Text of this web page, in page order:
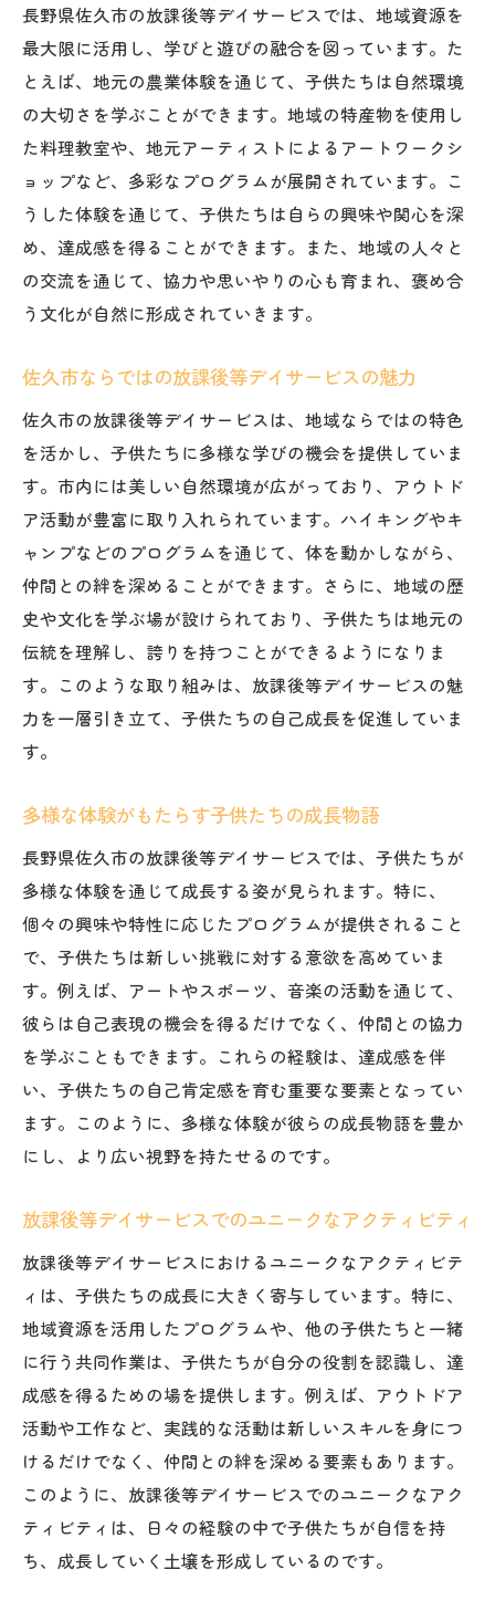
長野県佐久市の放課後等デイサービスでは、地域資源を
最大限に活用し、学びと遊びの融合を図っています。た
とえば、地元の農業体験を通じて、子供たちは自然環境
の大切さを学ぶことができます。地域の特産物を使用し
た料理教室や、地元アーティストによるアートワークシ
ョップなど、多彩なプログラムが展開されています。こ
うした体験を通じて、子供たちは自らの興味や関心を深
め、達成感を得ることができます。また、地域の人々と
の交流を通じて、協力や思いやりの心も育まれ、褒め合
う文化が自然に形成されていきます。
佐久市ならではの放課後等デイサービスの魅力
佐久市の放課後等デイサービスは、地域ならではの特色
を活かし、子供たちに多様な学びの機会を提供していま
す。市内には美しい自然環境が広がっており、アウトド
ア活動が豊富に取り入れられています。ハイキングやキ
ャンプなどのプログラムを通じて、体を動かしながら、
仲間との絆を深めることができます。さらに、地域の歴
史や文化を学ぶ場が設けられており、子供たちは地元の
伝統を理解し、誇りを持つことができるようになりま
す。このような取り組みは、放課後等デイサービスの魅
力を一層引き立て、子供たちの自己成長を促進していま
す。
多様な体験がもたらす子供たちの成長物語
長野県佐久市の放課後等デイサービスでは、子供たちが
多様な体験を通じて成長する姿が見られます。特に、
個々の興味や特性に応じたプログラムが提供されること
で、子供たちは新しい挑戦に対する意欲を高めていま
す。例えば、アートやスポーツ、音楽の活動を通じて、
彼らは自己表現の機会を得るだけでなく、仲間との協力
を学ぶこともできます。これらの経験は、達成感を伴
い、子供たちの自己肯定感を育む重要な要素となってい
ます。このように、多様な体験が彼らの成長物語を豊か
にし、より広い視野を持たせるのです。
放課後等デイサービスでのユニークなアクティビティ
放課後等デイサービスにおけるユニークなアクティビテ
ィは、子供たちの成長に大きく寄与しています。特に、
地域資源を活用したプログラムや、他の子供たちと一緒
に行う共同作業は、子供たちが自分の役割を認識し、達
成感を得るための場を提供します。例えば、アウトドア
活動や工作など、実践的な活動は新しいスキルを身につ
けるだけでなく、仲間との絆を深める要素もあります。
このように、放課後等デイサービスでのユニークなアク
ティビティは、日々の経験の中で子供たちが自信を持
ち、成長していく土壌を形成しているのです。